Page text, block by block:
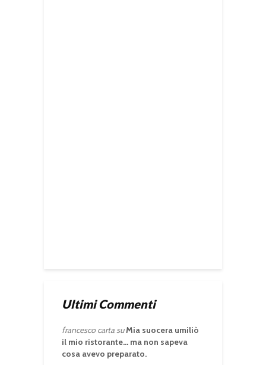
Ultimi Commenti
francesco cartasuMia suocera umiliò
il mio ristorante… ma non sapeva
cosa avevo preparato.